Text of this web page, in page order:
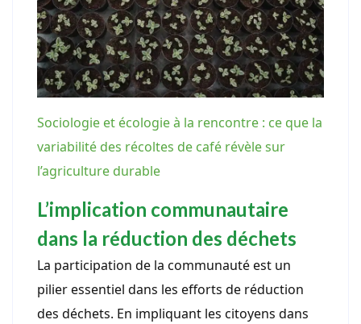
Sociologie et écologie à la rencontre : ce que la
variabilité des récoltes de café révèle sur
l’agriculture durable
L’implication communautaire
dans la réduction des déchets
La participation de la communauté est un
pilier essentiel dans les efforts de réduction
des déchets. En impliquant les citoyens dans